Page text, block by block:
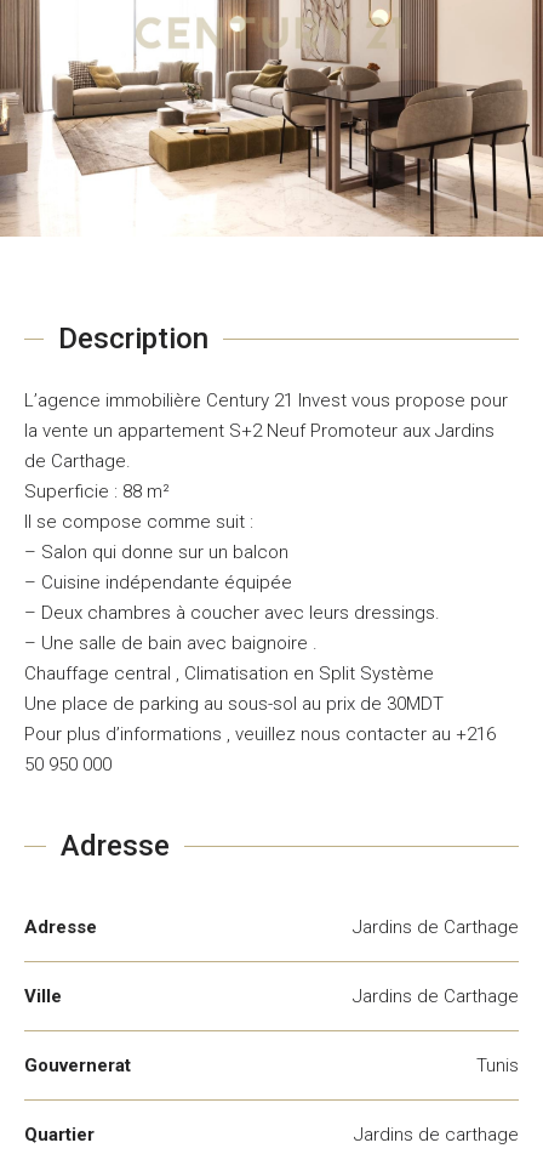
Description
L’agence immobilière Century 21 Invest vous propose pour
la vente un appartement S+2 Neuf Promoteur aux Jardins
de Carthage.
Superficie : 88 m²
Il se compose comme suit :
– Salon qui donne sur un balcon
– Cuisine indépendante équipée
– Deux chambres à coucher avec leurs dressings.
– Une salle de bain avec baignoire .
Chauffage central , Climatisation en Split Système
Une place de parking au sous-sol au prix de 30MDT
Pour plus d’informations , veuillez nous contacter au +216
50 950 000
Adresse
Adresse Jardins de Carthage
Ville Jardins de Carthage
Gouvernerat Tunis
Quartier Jardins de carthage